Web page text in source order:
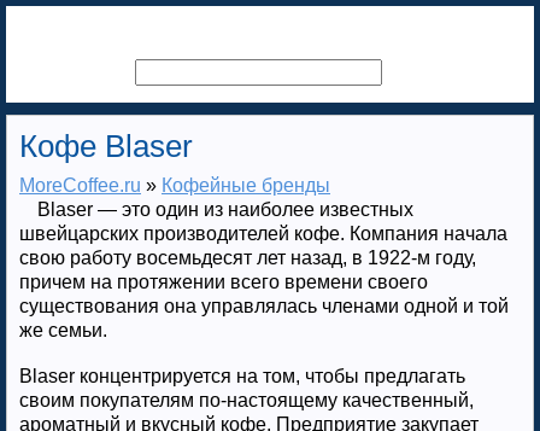
Кофе Blaser
MoreCoffee.ru » Кофейные бренды
Blaser — это один из наиболее известных
швейцарских производителей кофе. Компания начала
свою работу восемьдесят лет назад, в 1922-м году,
причем на протяжении всего времени своего
существования она управлялась членами одной и той
же семьи.
Blaser концентрируется на том, чтобы предлагать
своим покупателям по-настоящему качественный,
ароматный и вкусный кофе. Предприятие закупает